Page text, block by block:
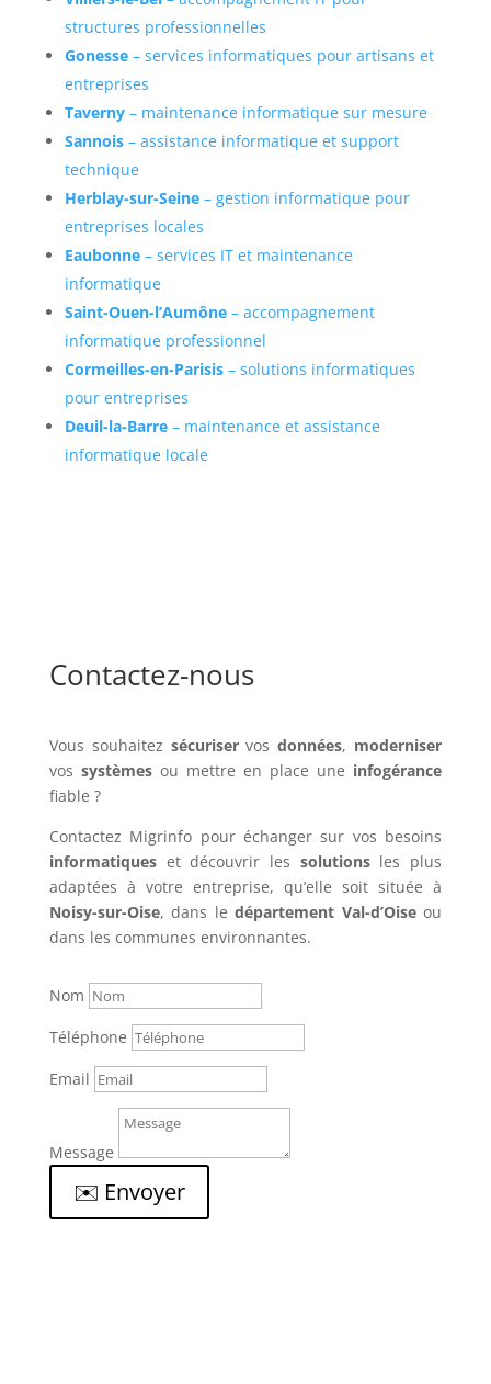
structures professionnelles
Gonesse– services informatiques pour artisans et
entreprises
Taverny– maintenance informatique sur mesure
Sannois– assistance informatique et support
technique
Herblay-sur-Seine– gestion informatique pour
entreprises locales
Eaubonne– services IT et maintenance
informatique
Saint-Ouen-l’Aumône– accompagnement
informatique professionnel
Cormeilles-en-Parisis– solutions informatiques
pour entreprises
Deuil-la-Barre– maintenance et assistance
informatique locale
Contactez-nous
Vous souhaitez sécuriservosdonnées, moderniser
vos systèmesou mettre en place une infogérance
fiable ?
Contactez Migrinfo pour échanger sur vos besoins
informatiqueset découvrir les solutionsles plus
adaptées à votre entreprise, qu’elle soit située à
Noisy-sur-Oise, dans ledépartement Val-d’Oiseou
dans les communes environnantes.
Nom
Téléphone
Email
Message
✉️ Envoyer